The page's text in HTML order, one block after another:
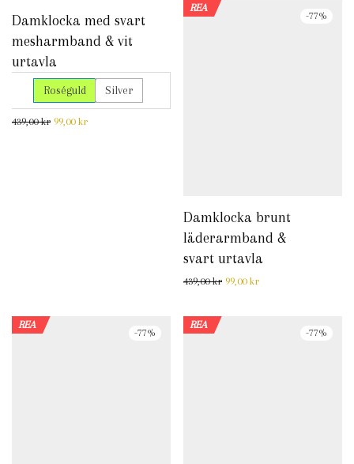
77
Damklocka med svart
mesharmband & vit
urtavla
Roséguld Silver
439,00kr Det ursprungliga priset var: 439,00 kr.
99,00 krDet nuvarande priset är: 99,00 kr.
-77%
REA
Damklocka brunt
läderarmband &
svart urtavla
439,00kr Det ursprungliga priset var:
99,00 krDet nuvarande
-77%
REA
-77%
REA